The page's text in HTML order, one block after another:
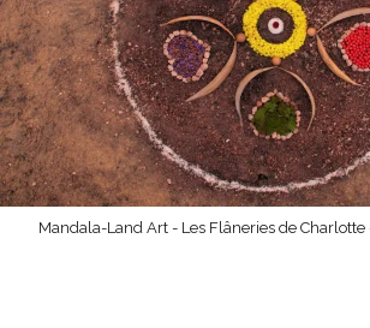
Mandala-Land Art - Les Flâneries de